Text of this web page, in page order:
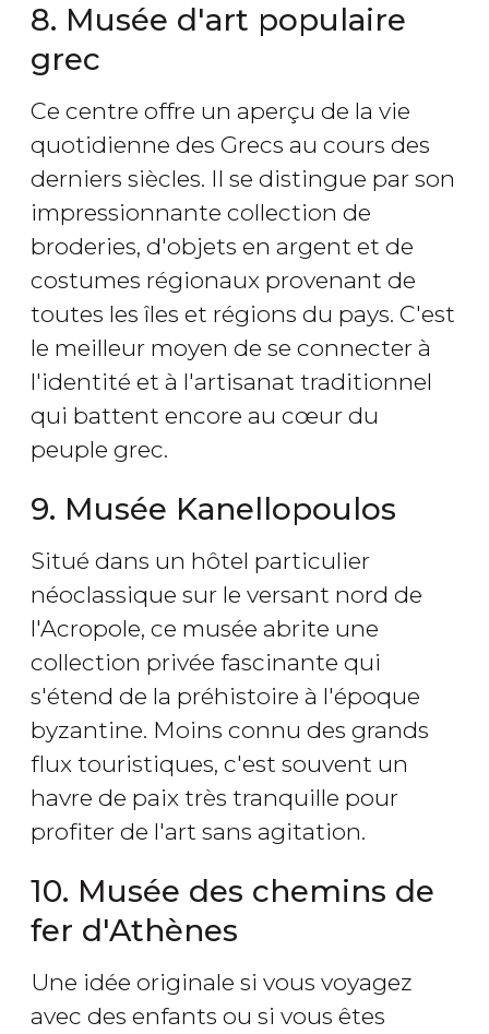
8. Musée d'art populaire
grec
Ce centre offre un aperçu de la vie
quotidienne des Grecs au cours des
derniers siècles. Il se distingue par son
impressionnante collection de
broderies, d'objets en argent et de
costumes régionaux provenant de
toutes les îles et régions du pays. C'est
le meilleur moyen de se connecter à
l'identité et à l'artisanat traditionnel
qui battent encore au cœur du
peuple grec.
9. Musée Kanellopoulos
Situé dans un hôtel particulier
néoclassique sur le versant nord de
l'Acropole, ce musée abrite une
collection privée fascinante qui
s'étend de la préhistoire à l'époque
byzantine. Moins connu des grands
flux touristiques, c'est souvent un
havre de paix très tranquille pour
profiter de l'art sans agitation.
10. Musée des chemins de
fer d'Athènes
Une idée originale si vous voyagez
avec des enfants ou si vous êtes